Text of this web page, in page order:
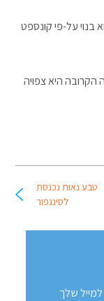
2 מיליון שקל והוא בנוי על-פי קונספט
בארץ, ובשנה הקרובה היא צפויה
טבע נאות נכנסת
לסינגפור
שלך